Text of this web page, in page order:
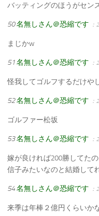
バッティングのほうがセン
50名無しさん＠恐縮です
まじかw
51名無しさん＠恐縮です
怪我してゴルフするだけや
52名無しさん＠恐縮です
ゴルファー松坂
53名無しさん＠恐縮です
嫁が良ければ200勝してた
信子みたいなのと結婚して
54名無しさん＠恐縮です
来季は年棒２億円くらいか